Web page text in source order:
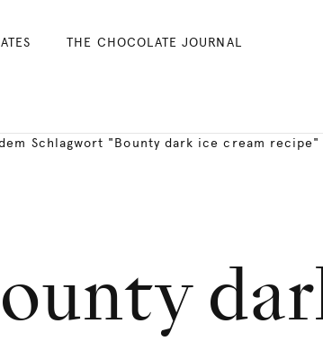
THE CHOCOLATE JOURNAL
Schlagwort "Bounty dark ice cream recipe"